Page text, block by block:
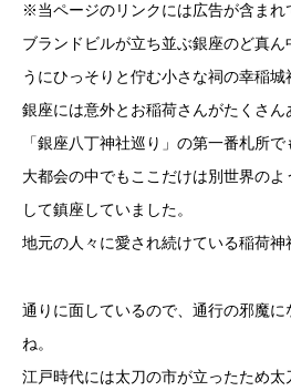
※当ページのリンクには広告が含まれ
ブランドビルが立ち並ぶ銀座のど真
うにひっそりと佇む小さな祠の幸稲城
銀座には意外とお稲荷さんがたくさ
「銀座八丁神社巡り」の第一番札所で
大都会の中でもここだけは別世界の
して鎮座していました。
地元の人々に愛され続けている稲荷神
通りに面しているので、通行の邪魔
ね。
江戸時代には太刀の市が立ったため太